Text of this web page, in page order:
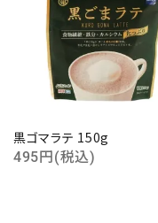
黒ゴマラテ 150g
495円(税込)